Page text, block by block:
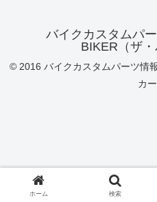
バイクカスタムパ
BIKER（ザ・
© 2016 バイクカスタムパーツ情
カー
ホーム 検索